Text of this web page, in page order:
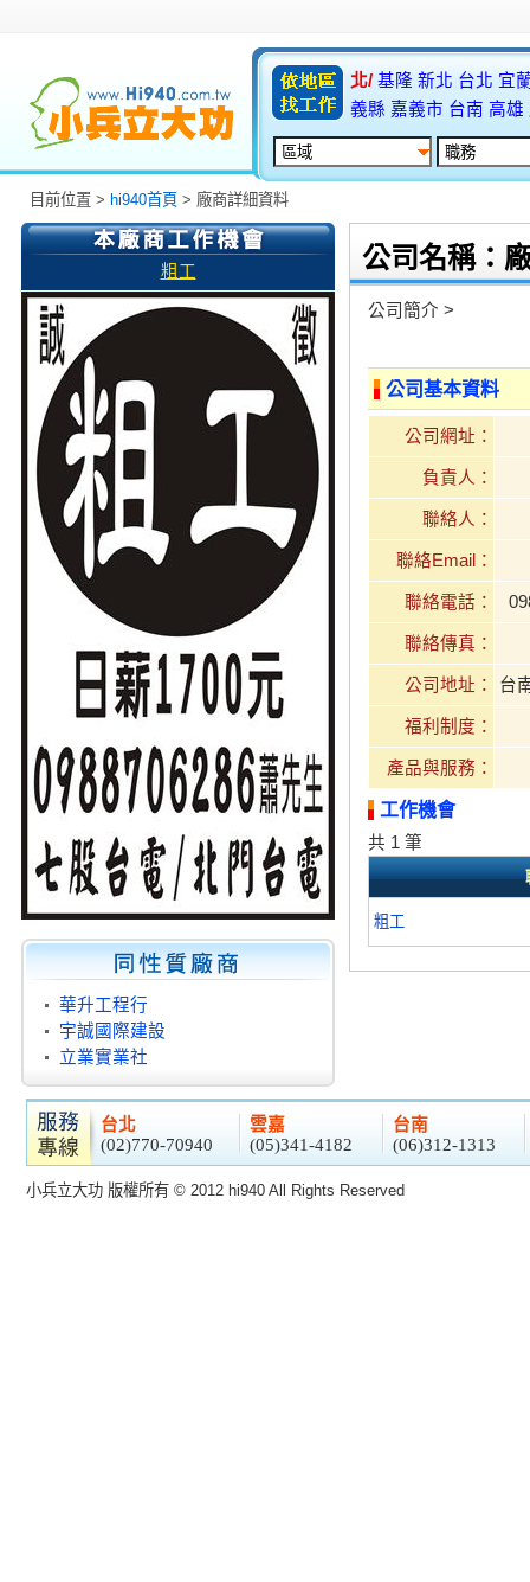
北/ 基隆 新北 台北 宜
義縣 嘉義市 台南 高雄
目前位置 > hi940首頁 > 廠商詳細資料
粗工
華升工程行
宇誠國際建設
立業實業社
公司名稱：
公司簡介 >
公司基本資料
公司網址：
負責人：
聯絡人：
聯絡Email：
聯絡電話：
聯絡傳真：
公司地址： 台
福利制度：
產品與服務：
工作機會
共 1 筆
粗工
台北
(02)770-70940
雲嘉
(05)341-4182
台南
(06)312-1313
小兵立大功 版權所有 © 2012 hi940 All Rights Reserved